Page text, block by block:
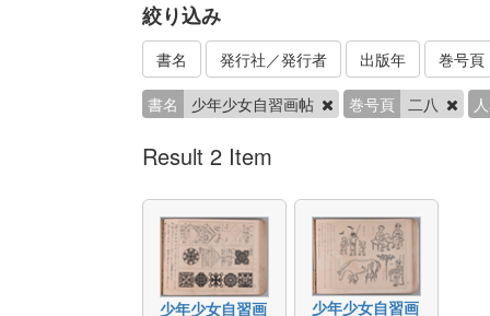
絞り込み
書名 発行社／発行者 出版年 巻号頁
書名 少年少女自習画帖 巻号頁 二八
Result 2 Item
少年少女自習画
少年少女自習画